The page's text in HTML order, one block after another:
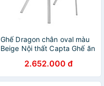
Ghế Dragon chân oval màu
Beige Nội thất Capta Ghế ăn
thép sơn tĩnh điện
2.652.000 đ